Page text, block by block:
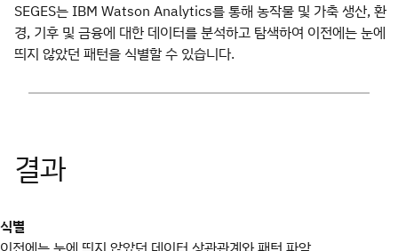
SEGES는 IBM Watson Analytics를 통해 농작물 및 가축 생산, 환
경, 기후 및 금융에 대한 데이터를 분석하고 탐색하여 이전에는 눈에
띄지 않았던 패턴을 식별할 수 있습니다.
식별